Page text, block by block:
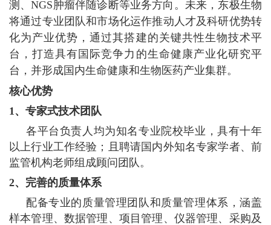
测、NGS肿瘤伴随诊断等业务方向。未来，东极生物
将通过专业团队和市场化运作推动人才及科研优势转
化为产业优势，通过其搭建的关键共性生物技术平
台，打造具有国际竞争力的生命健康产业化研究平
台，并形成国内生命健康和生物医药产业集群。
核心优势
1、专家式技术团队
各平台负责人均为知名专业院校毕业，具有十年
以上行业工作经验；且聘请国内外知名专家学者、前
监管机构老师组成顾问团队。
2、完善的质量体系
配备专业的质量管理团队和质量管理体系，涵盖
样本管理、数据管理、项目管理、仪器管理、采购及